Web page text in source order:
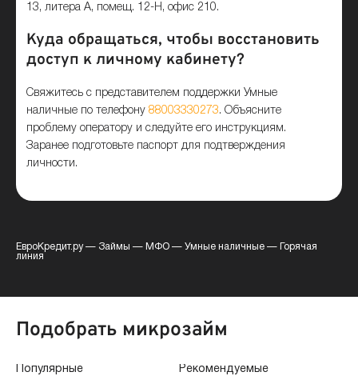
13, литера А, помещ. 12-Н, офис 210.
Куда обращаться, чтобы восстановить
доступ к личному кабинету?
Свяжитесь с представителем поддержки Умные
наличные по телефону88003330273. Объясните
проблему оператору и следуйте его инструкциям.
Заранее подготовьте паспорт для подтверждения
личности.
ЕвроКредит.ру— Займы — МФО — Умные наличные —
Горячая
линия
Подобрать микрозайм
Популярные Рекомендуемые